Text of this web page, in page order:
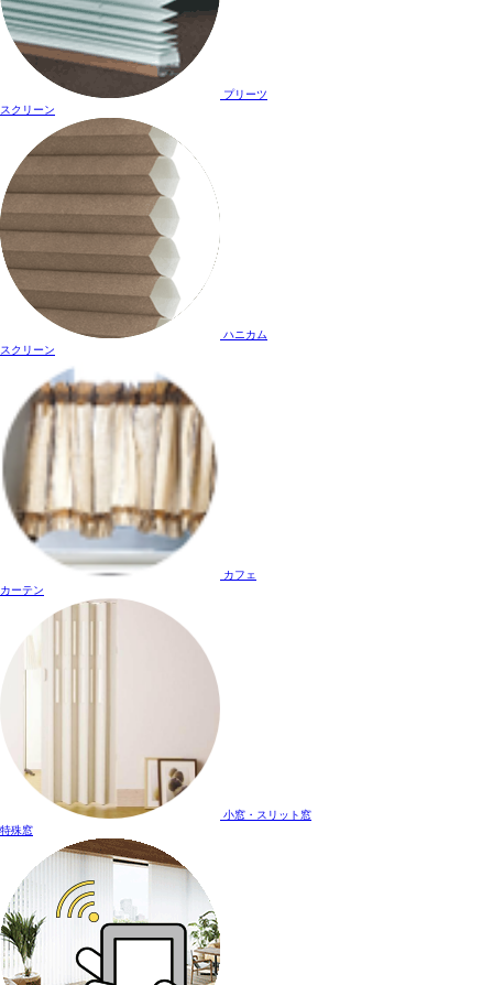
プリーツ
スクリーン
ハニカム
スクリーン
カフェ
カーテン
小窓・スリット窓
特殊窓